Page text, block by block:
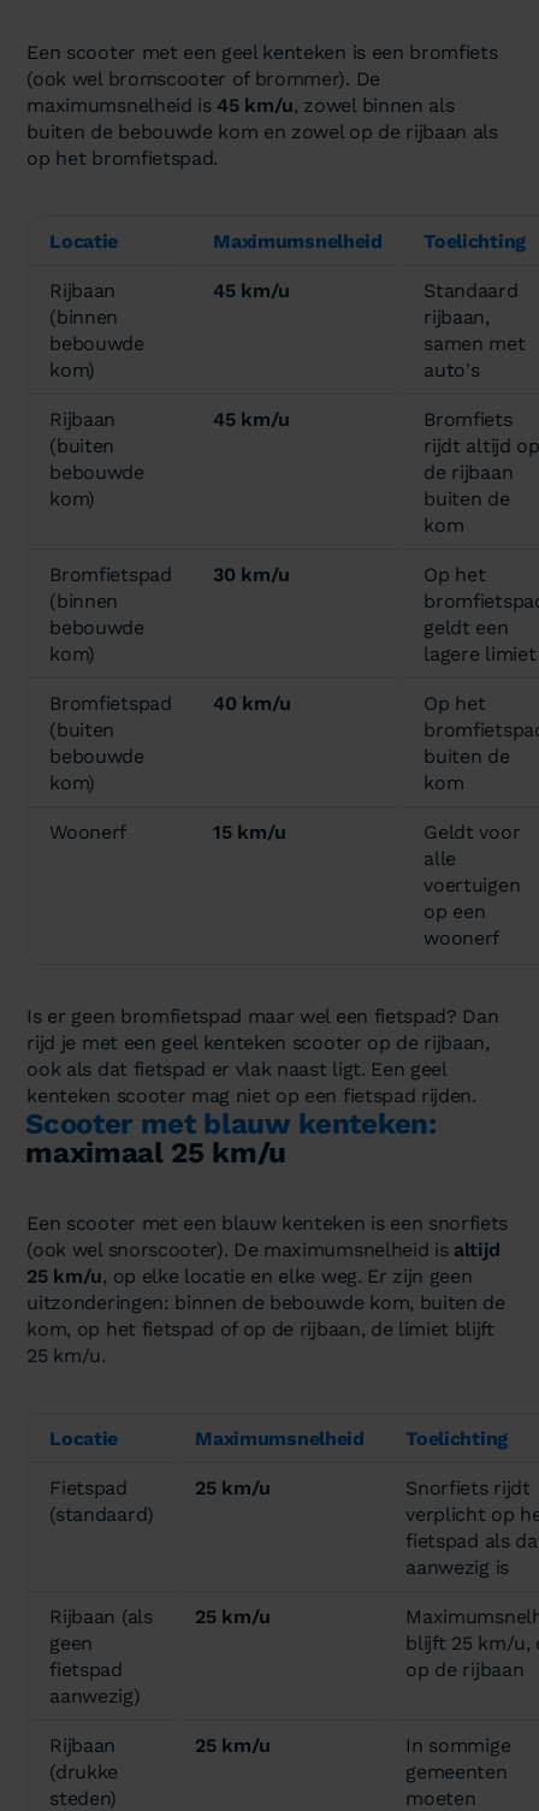
Een scooter met een geel kenteken is een bromfiets
(ook wel bromscooter of brommer). De
maximumsnelheid is 45 km/u, zowel binnen als
buiten de bebouwde kom en zowel op de rijbaan als
op het bromfietspad.
Locatie Maximumsnelheid Toelichting
Rijbaan
(binnen
bebouwde
kom)
45 km/u
Standaard
rijbaan,
samen met
auto's
Rijbaan
(buiten
bebouwde
kom)
45 km/u
Bromfiets
rijdt altijd op
de rijbaan
buiten de
kom
Bromfietspad
(binnen
bebouwde
kom)
30 km/u
Op het
geldt een
lagere limiet
Bromfietspad
(buiten
bebouwde
kom)
40 km/u
Op het
buiten de
kom
Woonerf 15 km/u
Geldt voor
alle
voertuigen
op een
woonerf
Is er geen bromfietspad maar wel een fietspad? Dan
rijd je met een geel kenteken scooter op de rijbaan,
ook als dat fietspad er vlak naast ligt. Een geel
kenteken scooter mag niet op een fietspad rijden.
Scooter met blauw kenteken:
maximaal 25 km/u
Een scooter met een blauw kenteken is een snorfiets
(ook wel snorscooter). De maximumsnelheid is altijd
25 km/u, op elke locatie en elke weg. Er zijn geen
uitzonderingen: binnen de bebouwde kom, buiten de
kom, op het fietspad of op de rijbaan, de limiet blijft
25 km/u.
Locatie Maximumsnelheid Toelichting
Fietspad
(standaard)
25 km/u
Snorfiets rijdt
verplicht op
fietspad als
aanwezig is
Rijbaan (als
geen
fietspad
aanwezig)
25 km/u
blijft 25 km/u,
op de rijbaan
Rijbaan
(drukke
steden)
25 km/u
In sommige
gemeenten
moeten